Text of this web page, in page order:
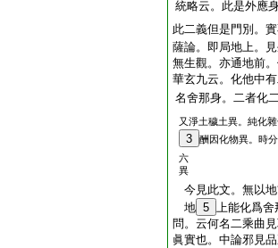
統略云。此是外應
此二義但是門別。
薩論。即局地上。
無生觀。亦通地前
華玄九云。化他中
名舍那身。二者化
又淨土穢土異。純化
3
酬因化物異。時
六
異
今見此文。無以
地 5 上能化爲舍
問。云何名二乘曲
眞實也。中論邪見